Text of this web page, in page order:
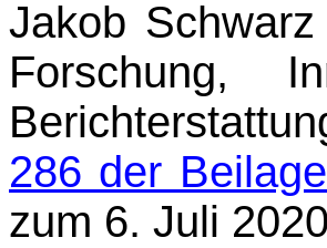
Jakob
Forschung,
286 der
zum 6. Juli